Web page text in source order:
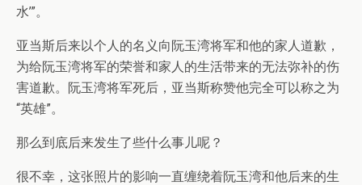
水’”。
亚当斯后来以个人的名义向阮玉湾将军和他的家人道歉，
为给阮玉湾将军的荣誉和家人的生活带来的无法弥补的伤
害道歉。阮玉湾将军死后，亚当斯称赞他完全可以称之为
“英雄”。
那么到底后来发生了些什么事儿呢？
很不幸，这张照片的影响一直缠绕着阮玉湾和他后来的生